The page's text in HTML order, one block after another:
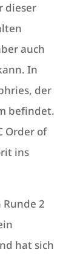
dieser
auch
In
der
befindet.
Order of
ins
2
hat sich